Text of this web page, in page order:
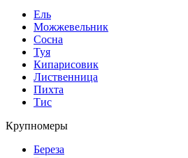
Ель
Можжевельник
Сосна
Туя
Кипарисовик
Лиственница
Пихта
Тис
Крупномеры
Береза